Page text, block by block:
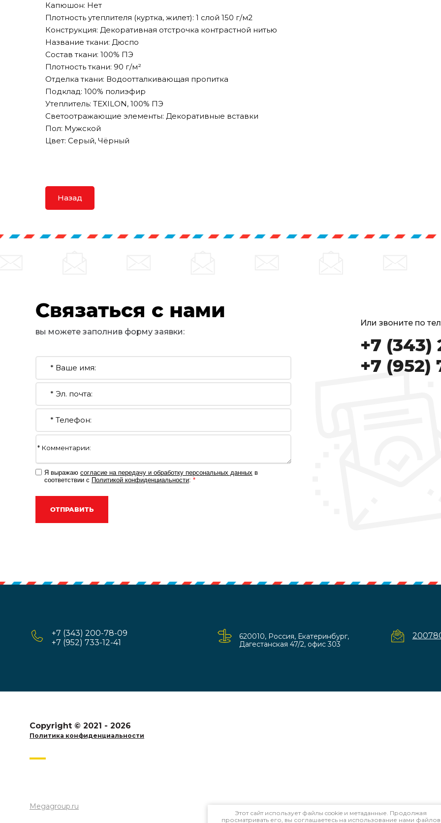
Капюшон: Нет
Плотность утеплителя (куртка, жилет): 1 слой 150 г/м2
Конструкция: Декоративная отстрочка контрастной нитью
Название ткани: Дюспо
Состав ткани: 100% ПЭ
Плотность ткани: 90 г/м²
Отделка ткани: Водоотталкивающая пропитка
Подклад: 100% полиэфир
Утеплитель: TEXILON, 100% ПЭ
Светоотражающие элементы: Декоративные вставки
Пол: Мужской
Цвет: Серый, Чёрный
Назад
Связаться с нами
вы можете заполнив форму заявки:
Я выражаю согласие на передачу и обработку персональных данных в
соответствии с Политикой конфиденциальности: *
ОТПРАВИТЬ
Или звоните по
+7 (343)
+7 (952)
+7 (343) 200-78-09
+7 (952) 733-12-41
620010, Россия, Екатеринбург,
Дагестанская 47/2, офис 303
Copyright © 2021 - 2026
Политика конфиденциальности
Megagroup.ru
Этот сайт использует файлы cookie и метаданные. Продолжая
просматривать его, вы соглашаетесь на использование нами файлов